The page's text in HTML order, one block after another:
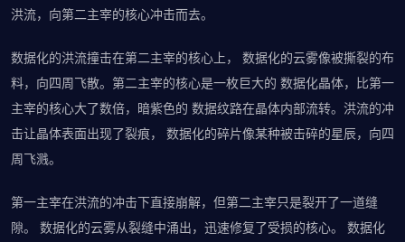
洪流，向第二主宰的核心冲击而去。
数据化的洪流撞击在第二主宰的核心上， 数据化的云雾像被撕裂的布
料，向四周飞散。第二主宰的核心是一枚巨大的 数据化晶体，比第一
主宰的核心大了数倍，暗紫色的 数据纹路在晶体内部流转。洪流的冲
击让晶体表面出现了裂痕， 数据化的碎片像某种被击碎的星辰，向四
周飞溅。
第一主宰在洪流的冲击下直接崩解，但第二主宰只是裂开了一道缝
隙。 数据化的云雾从裂缝中涌出，迅速修复了受损的核心。 数据化